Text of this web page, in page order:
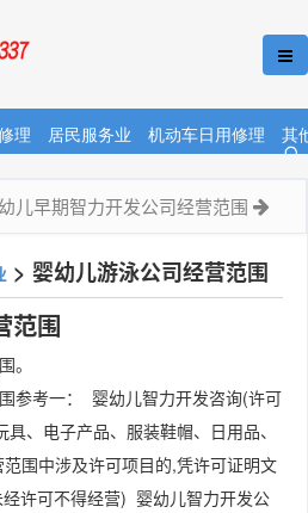
理 居民服务业 机动车日用修理 其
儿早期智力开发公司经营范围
> 婴幼儿游泳公司经营范围
范围
。
参考一： 婴幼儿智力开发咨询(许可
、电子产品、服装鞋帽、日用品、
围中涉及许可项目的,凭许可证明文
许可不得经营) 婴幼儿智力开发公